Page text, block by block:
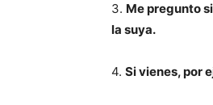
3. Me pregunto
la suya.
4. Si vienes, por